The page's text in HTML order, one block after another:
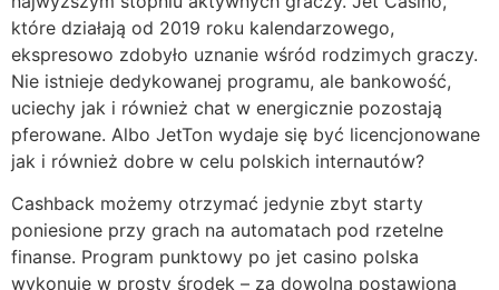
które działają od 2019 roku kalendarzowego,
ekspresowo zdobyło uznanie wśród rodzimych graczy.
Nie istnieje dedykowanej programu, ale bankowość,
uciechy jak i również chat w energicznie pozostają
pferowane. Albo JetTon wydaje się być licencjonowane
jak i również dobre w celu polskich internautów?
Cashback możemy otrzymać jedynie zbyt starty
poniesione przy grach na automatach pod rzetelne
finanse. Program punktowy po jet casino polska
wykonuje w prosty środek – za dowolną postawioną